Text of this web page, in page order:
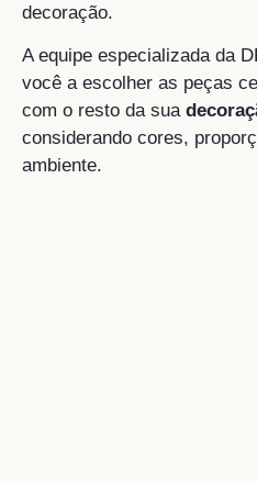
decoração.
A equipe especializada da
você a escolher as peças
com o resto da sua
considerando cores,
ambiente.